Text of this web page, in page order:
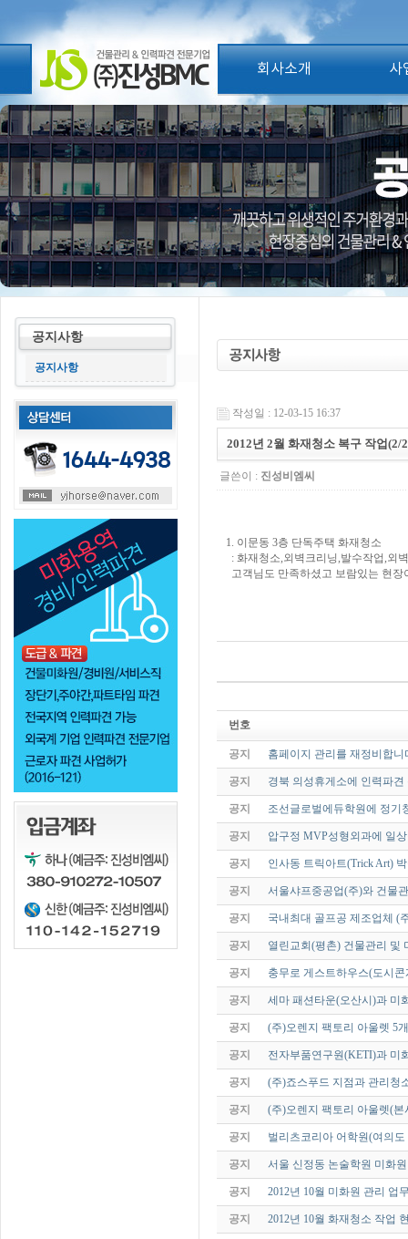
회사소개 사
공지사항
공지사항
작성일 : 12-03-15 16:37
2012년 2월 화재청소 복구 작업(2/
글쓴이 : 진성비엠씨
1. 이문동 3층 단독주택 화재청소
: 화재청소,외벽크리닝,발수작업,외
고객님도 만족하셨고 보람있는 현장
번호
공지 홈페이지 관리를 재정비합니
공지 경북 의성휴게소에 인력파
공지 조선글로벌에듀학원에 정기
공지 압구정 MVP성형외과에 일
공지 인사동 트릭아트(Trick Art)
공지 서울샤프중공업(주)와 건물
공지 국내최대 골프공 제조업체 (
공지 열린교회(평촌) 건물관리 및
공지 충무로 게스트하우스(도시
공지 세마 패션타운(오산시)과 미
공지 (주)오렌지 팩토리 아울렛 5
공지 전자부품연구원(KETI)과 미
공지 (주)죠스푸드 지점과 관리청
공지 (주)오렌지 팩토리 아울렛(
공지 벌리츠코리아 어학원(여의
공지 서울 신정동 논술학원 미화
공지 2012년 10월 미화원 관리 업
공지 2012년 10월 화재청소 작업